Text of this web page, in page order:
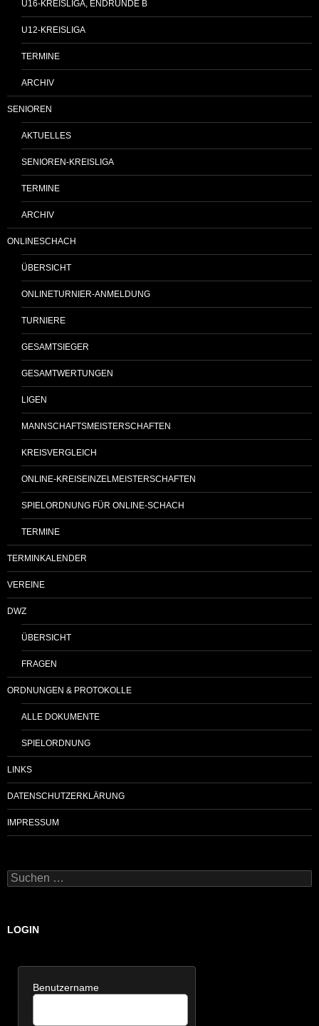
U16-KREISLIGA, ENDRUNDE B
U12-KREISLIGA
TERMINE
ARCHIV
SENIOREN
AKTUELLES
SENIOREN-KREISLIGA
TERMINE
ARCHIV
ONLINESCHACH
ÜBERSICHT
ONLINETURNIER-ANMELDUNG
TURNIERE
GESAMTSIEGER
GESAMTWERTUNGEN
LIGEN
MANNSCHAFTSMEISTERSCHAFTEN
KREISVERGLEICH
ONLINE-KREISEINZELMEISTERSCHAFTEN
SPIELORDNUNG FÜR ONLINE-SCHACH
TERMINE
TERMINKALENDER
VEREINE
DWZ
ÜBERSICHT
FRAGEN
ORDNUNGEN & PROTOKOLLE
ALLE DOKUMENTE
SPIELORDNUNG
LINKS
DATENSCHUTZERKLÄRUNG
IMPRESSUM
Suchen
nach:
LOGIN
Benutzername